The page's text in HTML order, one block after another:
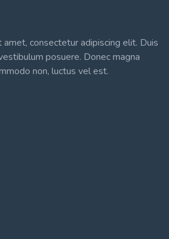
consectetur adipiscing elit. Duis
posuere. Donec magna
non, luctus vel est.